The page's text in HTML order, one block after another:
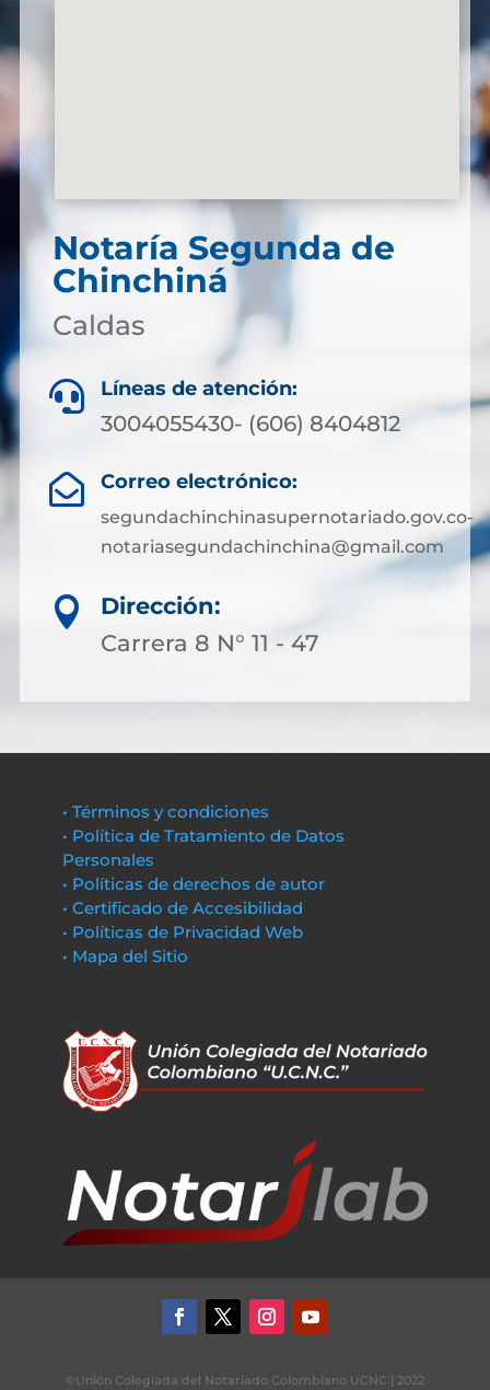
Notaría Segunda de
Chinchiná
Caldas
 Líneas de atención:
3004055430- (606) 8404812
 Correo electrónico:
segundachinchinasupernotariado.gov.co-
notariasegundachinchina@gmail.com

Dirección:
Carrera 8 N° 11 - 47
• Términos y condiciones
• Política de Tratamiento de Datos
Personales
• Políticas de derechos de autor
• Certificado de Accesibilidad
• Políticas de Privacidad Web
• Mapa del Sitio
©Unión Colegiada del Notariado Colombiano UCNC | 2022